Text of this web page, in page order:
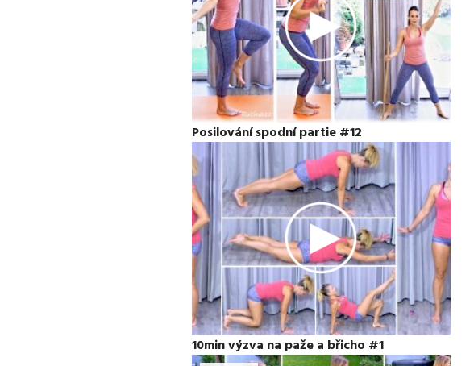
Posilování spodní partie #12
10min výzva na paže a břicho #1